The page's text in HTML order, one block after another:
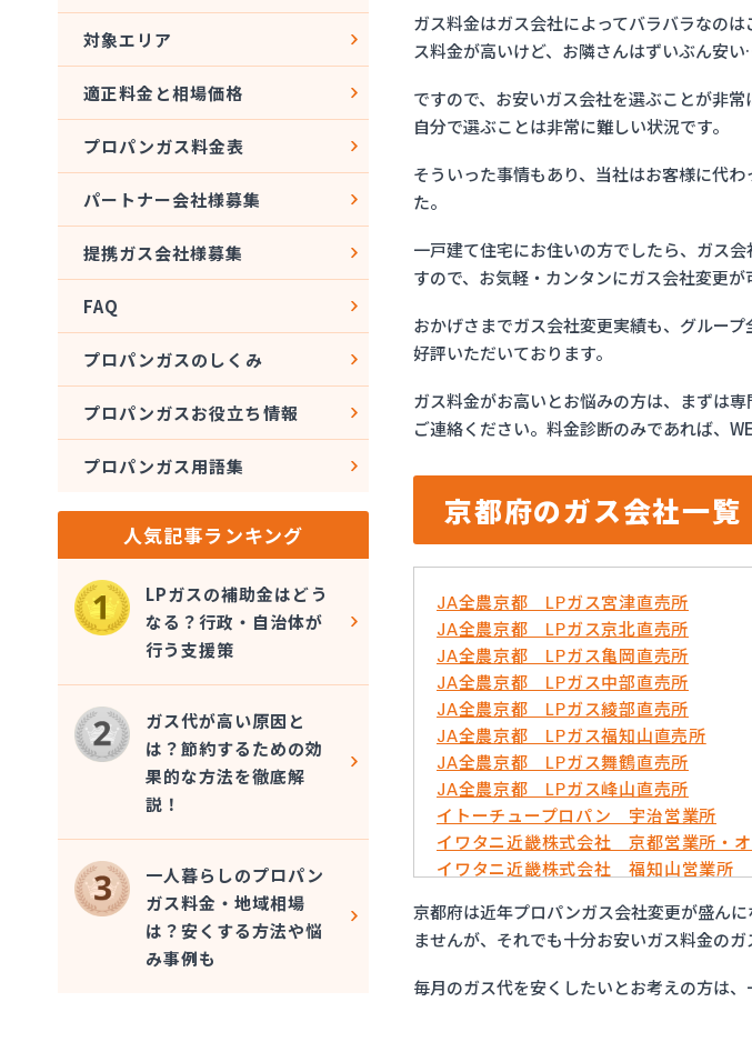
ガス料金はガス会社によってバラバラなの
ス料金が高いけど、お隣さんはずいぶん安
ですので、お安いガス会社を選ぶことが非
自分で選ぶことは非常に難しい状況です。
そういった事情もあり、当社はお客様に代
た。
一戸建て住宅にお住いの方でしたら、ガス
すので、お気軽・カンタンにガス会社変更が
おかげさまでガス会社変更実績も、グルー
好評いただいております。
ガス料金がお高いとお悩みの方は、まずは
ご連絡ください。料金診断のみであれば、
京都府のガス会社一覧
JA全農京都 LPガス宮津直売所
JA全農京都 LPガス京北直売所
JA全農京都 LPガス亀岡直売所
JA全農京都 LPガス中部直売所
JA全農京都 LPガス綾部直売所
JA全農京都 LPガス福知山直売所
JA全農京都 LPガス舞鶴直売所
JA全農京都 LPガス峰山直売所
イトーチュープロパン 宇治営業所
イワタニ近畿株式会社 京都営業所・オ
イワタニ近畿株式会社 福知山営業所
ミライフ西日本株式会社 京滋支店 上
ヤサカ商事株式会社
ヤサカ商事株式会社 久世営業所
ヤサカ商事株式会社 山科営業所
京都府は近年プロパンガス会社変更が盛ん
ませんが、それでも十分お安いガス料金のガ
毎月のガス代を安くしたいとお考えの方は
対象エリア
適正料金と相場価格
プロパンガス料金表
パートナー会社様募集
提携ガス会社様募集
FAQ
プロパンガスのしくみ
プロパンガスお役立ち情報
プロパンガス用語集
人気記事ランキング
LPガスの補助金はどう
なる？行政・自治体が
行う支援策
ガス代が高い原因と
は？節約するための効
果的な方法を徹底解
説！
一人暮らしのプロパン
ガス料金・地域相場
は？安くする方法や悩
み事例も